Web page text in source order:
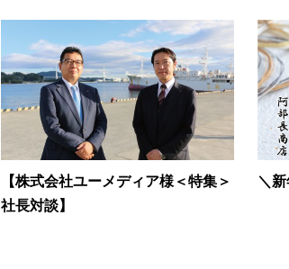
【株式会社ユーメディア様＜特集＞
社長対談】
＼